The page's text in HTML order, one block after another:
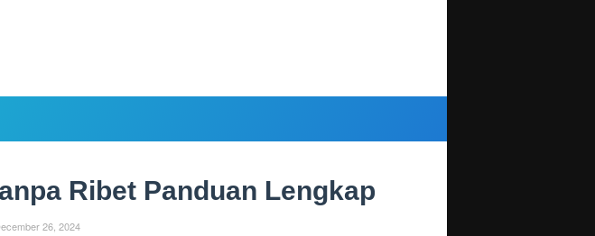
Ribet Panduan Lengkap
26, 2024